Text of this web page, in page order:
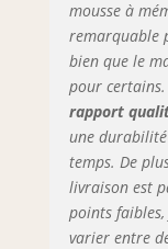
mousse à
remarquable
bien que le
pour
rapport
une
temps. De
livraison est
points faibles,
varier entre